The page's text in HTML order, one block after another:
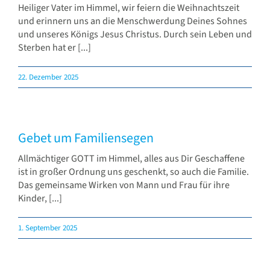
Heiliger Vater im Himmel, wir feiern die Weihnachtszeit
und erinnern uns an die Menschwerdung Deines Sohnes
und unseres Königs Jesus Christus. Durch sein Leben und
Sterben hat er [...]
22. Dezember 2025
Gebet um Familiensegen
Allmächtiger GOTT im Himmel, alles aus Dir Geschaffene
ist in großer Ordnung uns geschenkt, so auch die Familie.
Das gemeinsame Wirken von Mann und Frau für ihre
Kinder, [...]
1. September 2025